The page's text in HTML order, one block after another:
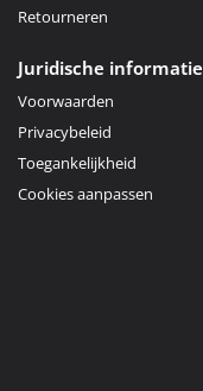
Retourneren
Juridische informatie
Voorwaarden
Privacybeleid
Toegankelijkheid
Cookies aanpassen